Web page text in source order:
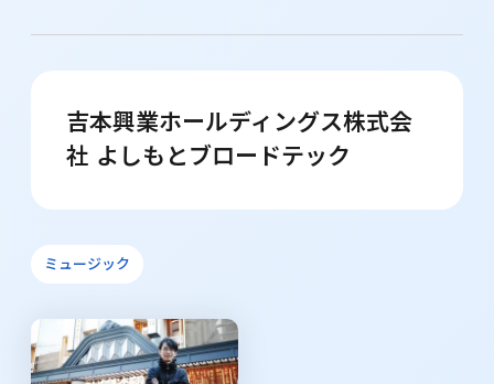
吉本興業ホールディングス株式会
社 よしもとブロードテック
ミュージック